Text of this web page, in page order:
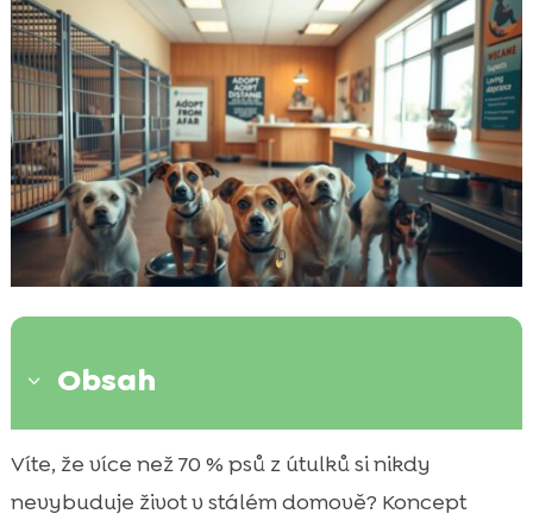
3 Obsah
 Co je adopce na dálku?
 Jak adopce na dálku pomáhá zvířatům?
Víte, že více než 70 % psů z útulků si nikdy
nevybuduje život v stálém domově? Koncept